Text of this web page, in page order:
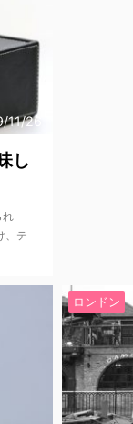
11/26
し
れ
、テ
ロンドン